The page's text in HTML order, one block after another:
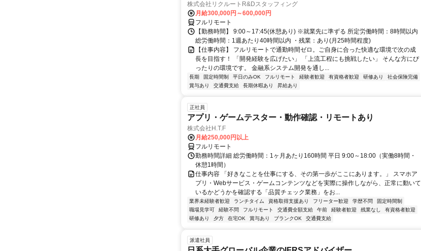
株式会社リクルートR&Dスタッフィング
月給300,000円～600,000円
フルリモート
【勤務時間】 9:00～17:45(休憩あり) ※就業先に準ずる 所定労働時間：8時間以内
総労働時間：1週あたり40時間以内 ・残業：あり(月25時間程度)
【仕事内容】 フルリモートで通勤時間ゼロ。ご自身に合った快適な環境で次の成
長を目指す！ 「開発経験を広げたい」 「上流工程にも挑戦したい」 そんな方にぴ
ったりの環境です。 金融系システム開発を通し...
長期 固定時間制 平日のみOK フルリモート 経験者歓迎 有資格者歓迎 研修あり
社会保険完備
賞与あり
交通費支給 長期休暇あり 昇給あり
正社員
アプリ・ゲームテスター・動作確認・リモートあり
株式会社H.T.F
月給250,000円以上
フルリモート
勤務時間詳細 総労働時間：1ヶ月あたり160時間 平日 9:00～18:00（実働8時間・
休憩1時間）
仕事内容 「好きなことを仕事にする、その第一歩がここにあります。」 スマホア
プリ・Webサービス・ゲームコンテンツなどを実際に操作しながら、正常に動いて
いるかどうかを確認する「品質チェック業務」をお...
業界未経験者歓迎 ランチタイム 資格取得支援あり フリーター歓迎 学歴不問
固定時間制
職場見学可
経験不問 フルリモート 交通費全額支給 午前 経験者歓迎 残業なし
有資格者歓迎
研修あり
夕方 在宅OK 賞与あり ブランクOK 交通費支給
派遣社員